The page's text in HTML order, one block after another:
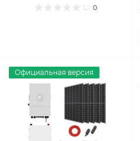
0
Официальная версия